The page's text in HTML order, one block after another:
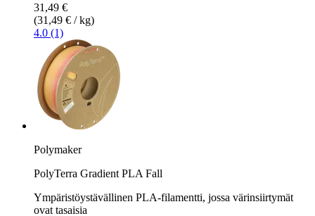
31,49 €
(31,49 € / kg)
4.0 (1)
Polymaker
PolyTerra Gradient PLA Fall
Ympäristöystävällinen PLA-filamentti, jossa värinsiirtymät
ovat tasaisia